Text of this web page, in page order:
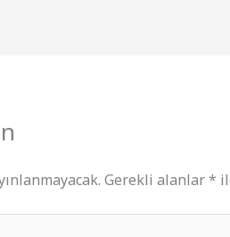
Gerekli alanlar*